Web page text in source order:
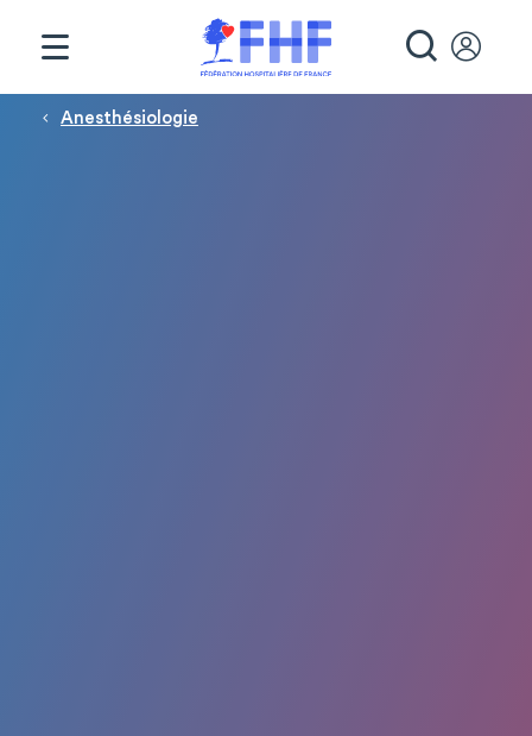
Fil d'Ariane
Anesthésiologie
Panneau de gestion des cookies